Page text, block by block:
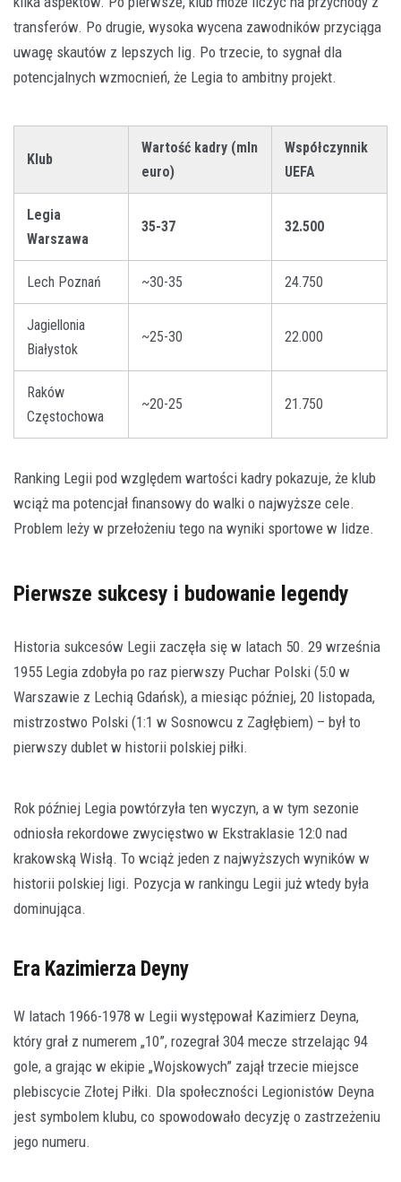
transferów. Po drugie, wysoka wycena zawodników przyciąga
uwagę skautów z lepszych lig. Po trzecie, to sygnał dla
potencjalnych wzmocnień, że Legia to ambitny projekt.
Klub
Wartość kadry (mln
euro)
Współczynnik
UEFA
Legia
Warszawa
35-37 32.500
Lech Poznań ~30-35 24.750
Jagiellonia
Białystok
~25-30 22.000
Raków
Częstochowa
~20-25 21.750
Ranking Legii pod względem wartości kadry pokazuje, że klub
wciąż ma potencjał finansowy do walki o najwyższe cele.
Problem leży w przełożeniu tego na wyniki sportowe w lidze.
Pierwsze sukcesy i budowanie legendy
Historia sukcesów Legii zaczęła się w latach 50. 29 września
1955 Legia zdobyła po raz pierwszy Puchar Polski (5:0 w
Warszawie z Lechią Gdańsk), a miesiąc później, 20 listopada,
mistrzostwo Polski (1:1 w Sosnowcu z Zagłębiem) – był to
pierwszy dublet w historii polskiej piłki.
Rok później Legia powtórzyła ten wyczyn, a w tym sezonie
odniosła rekordowe zwycięstwo w Ekstraklasie 12:0 nad
krakowską Wisłą. To wciąż jeden z najwyższych wyników w
historii polskiej ligi. Pozycja w rankingu Legii już wtedy była
dominująca.
Era Kazimierza Deyny
W latach 1966-1978 w Legii występował Kazimierz Deyna,
który grał z numerem „10”, rozegrał 304 mecze strzelając 94
gole, a grając w ekipie „Wojskowych” zajął trzecie miejsce
plebiscycie Złotej Piłki. Dla społeczności Legionistów Deyna
jest symbolem klubu, co spowodowało decyzję o zastrzeżeniu
jego numeru.